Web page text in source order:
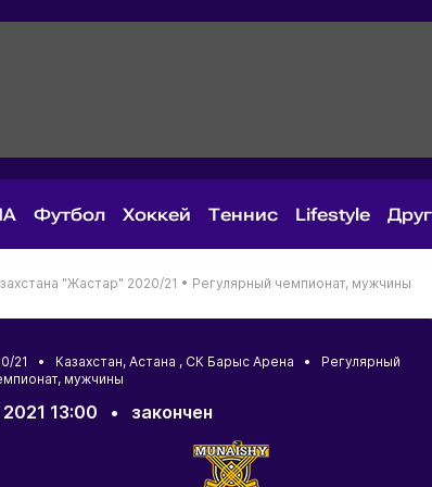
Футбол Хоккей Теннис Lifestyle
"Жастар" 2020/21 • Регулярный чемпионат, мужчины
21 • Казахстан, Астана , СК Барыс Арена • Регулярный
мужчины
13:00 • закончен